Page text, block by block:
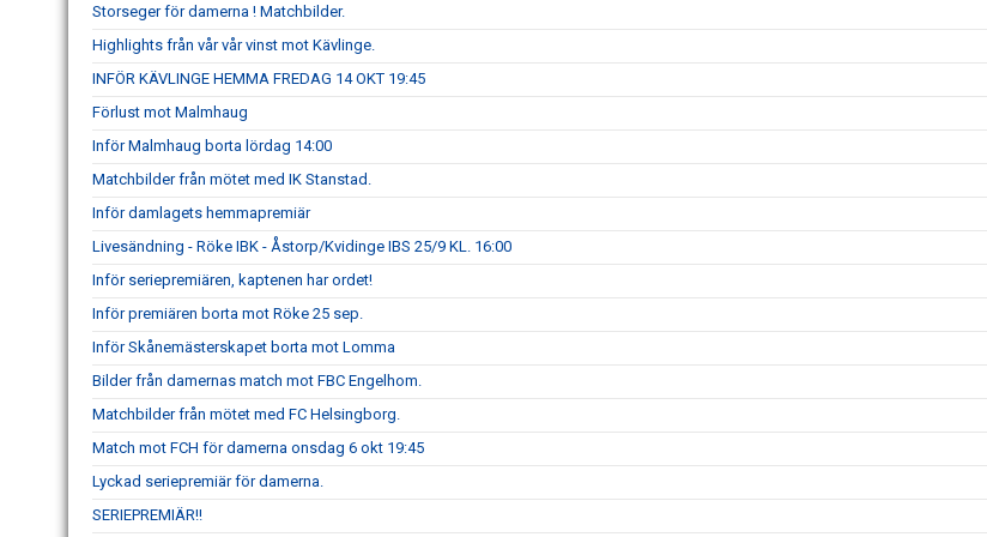
Storseger för damerna ! Matchbilder.
Highlights från vår vår vinst mot Kävlinge.
INFÖR KÄVLINGE HEMMA FREDAG 14 OKT 19:45
Förlust mot Malmhaug
Inför Malmhaug borta lördag 14:00
Matchbilder från mötet med IK Stanstad.
Inför damlagets hemmapremiär
Livesändning - Röke IBK - Åstorp/Kvidinge IBS 25/9 KL. 16:00
Inför seriepremiären, kaptenen har ordet!
Inför premiären borta mot Röke 25 sep.
Inför Skånemästerskapet borta mot Lomma
Bilder från damernas match mot FBC Engelhom.
Matchbilder från mötet med FC Helsingborg.
Match mot FCH för damerna onsdag 6 okt 19:45
Lyckad seriepremiär för damerna.
SERIEPREMIÄR!!